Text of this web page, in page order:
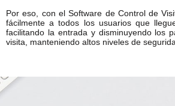
Por eso, con el Software de Control de
fácilmente a todos los usuarios que
facilitando la entrada y disminuyendo los
visita, manteniendo altos niveles de